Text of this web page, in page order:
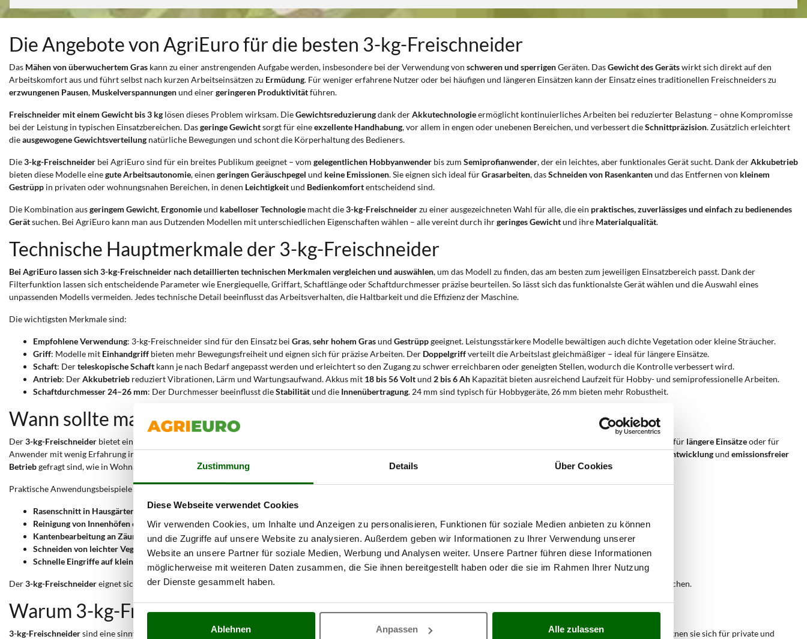
Zustimmung Details Über Cookies
Diese Webseite verwendet Cookies
Wir verwenden Cookies, um Inhalte und Anzeigen zu personalisieren, Funktionen für soziale Medien anbieten zu können
und die Zugriffe auf unsere Website zu analysieren. Außerdem geben wir Informationen zu Ihrer Verwendung unserer
Website an unsere Partner für soziale Medien, Werbung und Analysen weiter. Unsere Partner führen diese Informationen
möglicherweise mit weiteren Daten zusammen, die Sie ihnen bereitgestellt haben oder die sie im Rahmen Ihrer Nutzung
der Dienste gesammelt haben.
Ablehnen Anpassen Alle zulassen
Die Angebote von AgriEuro für die besten 3-kg-Freischneider
Das Mähen von überwuchertem Gras kann zu einer anstrengenden Aufgabe werden, insbesondere bei der Verwendung von schweren und sperrigenGeräten. DasGewicht des Gerätswirkt sich direkt auf den
Arbeitskomfort aus und führt selbst nach kurzen Arbeitseinsätzen zu Ermüdung. Für weniger erfahrene Nutzer oder bei häufigen und längeren Einsätzen kann der Einsatz eines traditionellen Freischneiders zu
erzwungenen Pausen, Muskelverspannungenund einergeringeren Produktivitätführen.
Freischneider mit einem Gewicht bis 3 kg lösen dieses Problem wirksam. DieGewichtsreduzierungdank derAkkutechnologieermöglicht kontinuierliches Arbeiten bei reduzierter Belastung – ohne Kompromisse
bei der Leistung in typischen Einsatzbereichen. Dasgeringe Gewichtsorgt für eineexzellente Handhabung, vor allem in engen oder unebenen Bereichen, und verbessert dieSchnittpräzision. Zusätzlich erleichtert
dieausgewogene Gewichtsverteilung natürliche Bewegungen und schont die Körperhaltung des Bedieners.
Die3-kg-Freischneider bei AgriEuro sind für ein breites Publikum geeignet – vom gelegentlichen Hobbyanwender bis zum Semiprofianwender, der ein leichtes, aber funktionales Gerät sucht. Dank derAkkubetrieb
bieten diese Modelle einegute Arbeitsautonomie, einen geringen Geräuschpegel und keine Emissionen. Sie eignen sich ideal fürGrasarbeiten, dasSchneiden von Rasenkantenund das Entfernen von kleinem
Gestrüpp in privaten oder wohnungsnahen Bereichen, in denen Leichtigkeitund Bedienkomfortentscheidend sind.
Die Kombination ausgeringem Gewicht, Ergonomieund kabelloser Technologie macht die3-kg-Freischneiderzu einer ausgezeichneten Wahl für alle, die ein praktisches, zuverlässiges und einfach zu bedienendes
Gerätsuchen. Bei AgriEuro kann man aus Dutzenden Modellen mit unterschiedlichen Eigenschaften wählen – alle vereint durch ihrgeringes Gewichtund ihre Materialqualität.
Technische Hauptmerkmale der 3-kg-Freischneider
Bei AgriEuro lassen sich 3-kg-Freischneider nach detaillierten technischen Merkmalen vergleichen und auswählen, um das Modell zu finden, das am besten zum jeweiligen Einsatzbereich passt. Dank der
Filterfunktion lassen sich entscheidende Parameter wie Energiequelle, Griffart, Schaftlänge oder Schaftdurchmesser präzise beurteilen. So lässt sich das funktionalste Gerät wählen und die Auswahl eines
unpassenden Modells vermeiden. Jedes technische Detail beeinflusst das Arbeitsverhalten, die Haltbarkeit und die Effizienz der Maschine.
Die wichtigsten Merkmale sind:
Empfohlene Verwendung: 3-kg-Freischneider sind für den Einsatz bei Gras,sehr hohem Grasund Gestrüppgeeignet. Leistungsstärkere Modelle bewältigen auch dichte Vegetation oder kleine Sträucher.
Griff: Modelle mit Einhandgriff bieten mehr Bewegungsfreiheit und eignen sich für präzise Arbeiten. Der Doppelgriffverteilt die Arbeitslast gleichmäßiger – ideal für längere Einsätze.
Schaft: Derteleskopische Schaft kann je nach Bedarf angepasst werden und erleichtert so den Zugang zu schwer erreichbaren oder geneigten Stellen, wodurch die Kontrolle verbessert wird.
Antrieb: DerAkkubetrieb reduziert Vibrationen, Lärm und Wartungsaufwand. Akkus mit 18 bis 56 Voltund 2 bis 6 Ah Kapazität bieten ausreichend Laufzeit für Hobby- und semiprofessionelle Arbeiten.
Schaftdurchmesser 24–26 mm: Der Durchmesser beeinflusst dieStabilitätund die Innenübertragung. 24 mm sind typisch für Hobbygeräte, 26 mm bieten mehr Robustheit.
Wann sollte man einen 3-kg-Freischneider verwenden?
Der3-kg-Freischneider bietet eine ausgewogene Kombination aus reduziert die Ermüdung und macht das Gerät ideal für längere Einsätzeoder für
Anwender mit wenig Erfahrung im Umgang mit Schneidgeräten. Die
geringe Geräuschentwicklungund emissionsfreier
Betriebgefragt sind, wie in Wohnanlagen oder Gärten. Die einfache Konstruktion ermöglicht zudem eine gute Kontrolle – auch in engen oder unebenen Bereichen.
Praktische Anwendungsbeispiele sind:
Rasenschnitt in Hausgärten
: Das geringe Gewicht ermöglicht präzises Arbeiten entlang von Wegen, Beeten und Rasenkanten ohne Gleichgewichtsverlust;
Reinigung von Innenhöfen oder Gemeinschaftsflächen: Der Akkubetrieb erlaubt kabelloses, emissionsfreies Arbeiten – sicher auch in geteilten Bereichen;
Kantenbearbeitung an Zäunen oder Mauern: Der Einhand- oder Doppelgriff erleichtert die Führung des Schafts und verbessert die Präzision in engen Passagen;
Schneiden von leichter Vegetation in ländlichen Bereichen
: Leistungsstärkere Modelle bewältigen hohes, unregelmäßiges Gras mit ausreichender Akkulaufzeit;
Schnelle Eingriffe auf kleinen Flächen im Hobbybereich
: Die einfache Bedienung und das geringe Gewicht erleichtern den Einsatz auch für unerfahrene Nutzer.
Der3-kg-Freischneidereignet sich für denHobby- und Semiprofibereich . Er ist ideal für gelegentliche oder saisonale Einsätze sowie für regelmäßige Arbeiten auf mittelgroßen Flächen.
Warum 3-kg-Freischneider kaufen?
3-kg-Freischneidersind eine sinnvolle Wahl für Anwender, die ein Gerät für den häufigen Einsatz suchen – ohne Ermüdung. Durch ihrekompakte Bauweise
eignen sie sich für private und